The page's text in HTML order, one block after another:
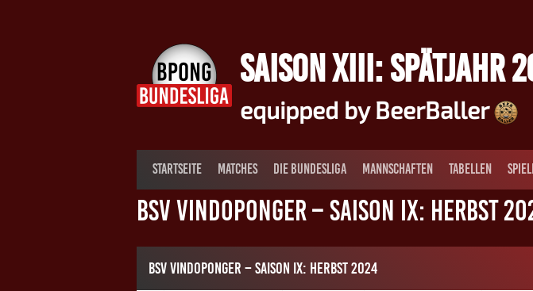
SAISON XIII: SPÄTJAHR
equipped by BeerBaller
STARTSEITE MATCHES DIE BUNDESLIGA MANNSCHAFTEN TABELLEN
BSV Vindoponger – Saison IX: Herbst
BSV VINDOPONGER – SAISON IX: HERBST 2024